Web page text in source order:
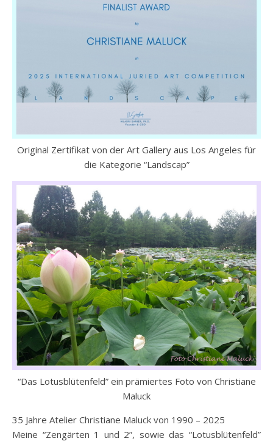
Original Zertifikat von der Art Gallery aus Los Angeles für
die Kategorie “Landscap”
“Das Lotusblütenfeld” ein prämiertes Foto von Christiane
Maluck
35 Jahre Atelier Christiane Maluck von 1990 – 2025
Meine “Zengärten 1 und 2”, sowie das “Lotusblütenfeld”